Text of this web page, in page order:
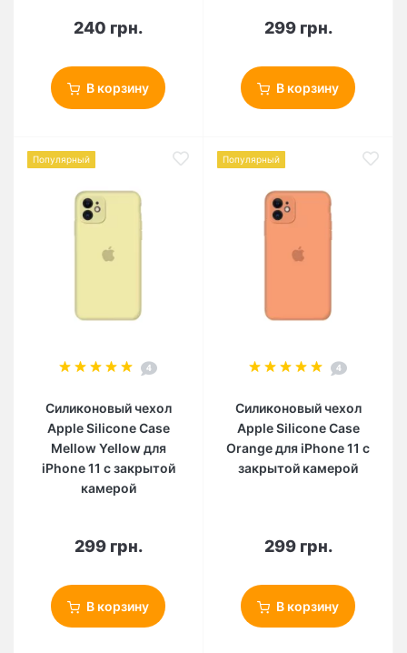
240 грн.
В корзину
299 грн.
В корзину
Популярный
4
Силиконовый чехол
Apple Silicone Case
Mellow Yellow для
iPhone 11 с закрытой
камерой
299 грн.
В корзину
Популярный
4
Силиконовый чехол
Apple Silicone Case
Orange для iPhone 11 с
закрытой камерой
299 грн.
В корзину